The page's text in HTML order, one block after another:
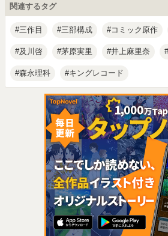
関連するタグ
三作目 三部構成 コミック原作
及川啓 茅原実里 井上麻里奈
森永理科 キングレコード